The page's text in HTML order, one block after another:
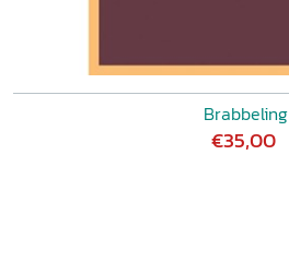
Brabbeling
€35,00